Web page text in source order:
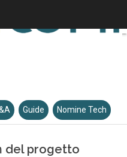
Guide Nomine Tech
del progetto